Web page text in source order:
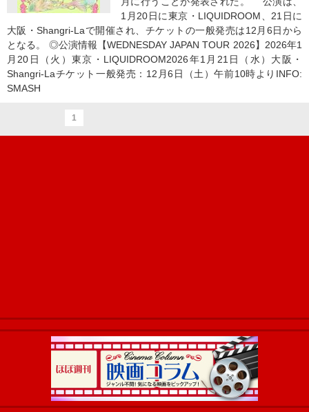
1月20日に東京・LIQUIDROOM、21日に
大阪・Shangri-Laで開催され、チケットの一般発売は12月6日から
となる。 ◎公演情報【WEDNESDAY JAPAN TOUR 2026】2026年1
月20日（火）東京・LIQUIDROOM2026年1月21日（水）大阪・
Shangri-Laチケット一般発売：12月6日（土）午前10時よりINFO:
SMASH
1